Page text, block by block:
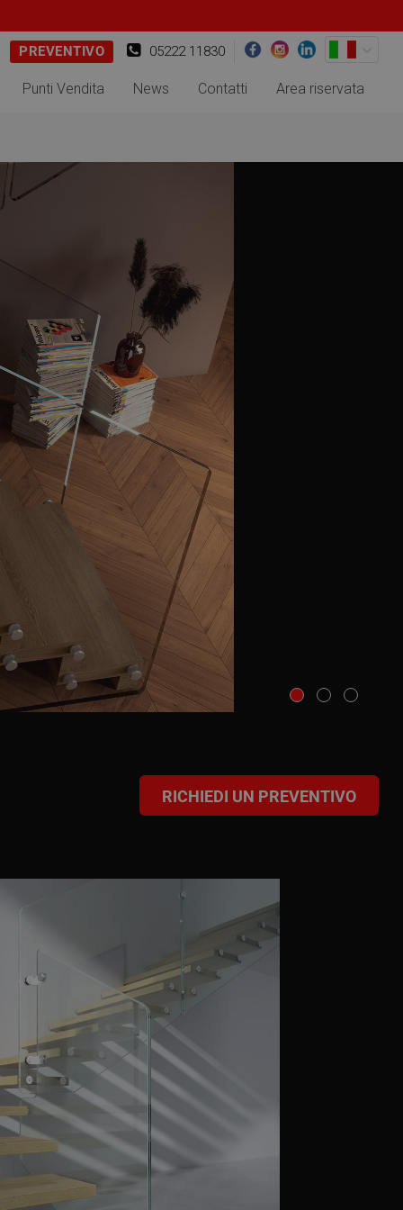
Punti Vendita News Contatti Area riservata
05222 11830
PREVENTIVO
RICHIEDI UN PREVENTIVO